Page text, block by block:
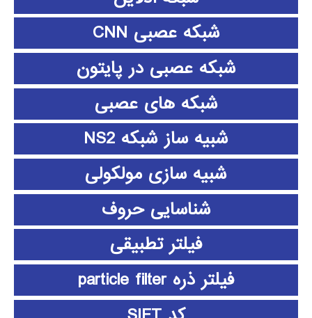
شبکه عصبی CNN
شبکه عصبی در پایتون
شبکه های عصبی
شبیه ساز شبکه NS2
شبیه سازی مولکولی
شناسایی حروف
فیلتر تطبیقی
فیلتر ذره particle filter